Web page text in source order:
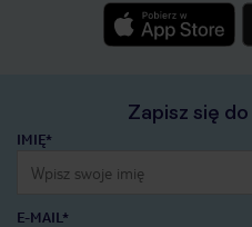
Zapisz się
IMIĘ*
E-MAIL*